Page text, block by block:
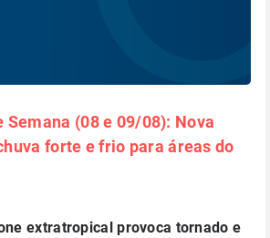
Semana (08 e 09/08): Nova
forte e frio para áreas do
extratropical provoca tornado e